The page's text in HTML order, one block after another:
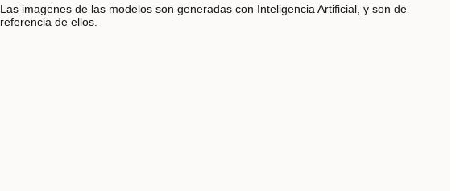
Las imagenes de las modelos son generadas con Inteligencia Artificial, y son de
referencia de ellos.